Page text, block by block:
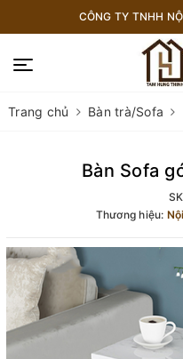
CÔNG TY TNHH
Trang chủ Bàn trà/Sofa
Bàn Sofa
Thương hiệu: